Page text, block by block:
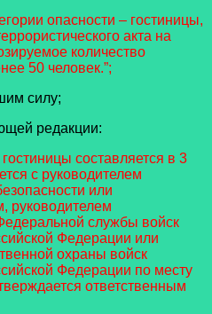
опасности – гостиницы,
акта на
количество
50 человек.”;
силу;
редакции:
составляется в 3
с руководителем
или
руководителем
службы войск
Федерации или
охраны войск
Федерации по месту
ответственным